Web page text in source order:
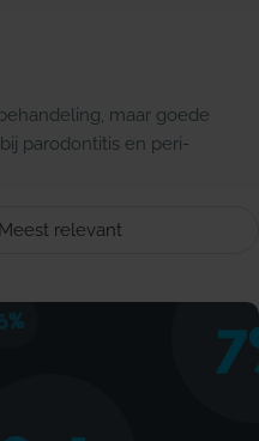
maar goede
parodontitis en peri-